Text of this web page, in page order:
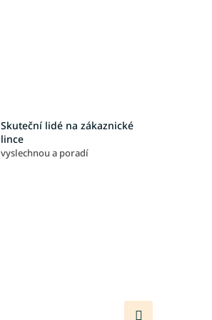
Skuteční lidé na zákaznické
lince
vyslechnou a poradí
Další